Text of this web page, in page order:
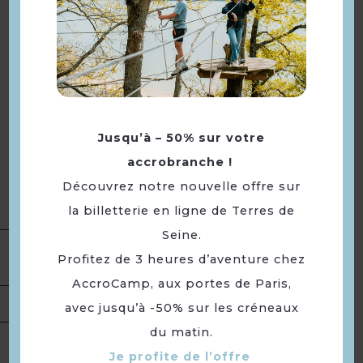
direction des bords de Seine,
passage par les places ducœur,
dans une ambiance très festive
avec DrumTeam, une
batucada* endiablée !
d'un ensemble de percussions
au bord de l'eau | Bords de
Seine
Présentation
Portée :Départementale
Gratuit.
Lundi 13 juillet 2026 de 19h à 0h.
Jusqu’à – 50% sur votre
accrobranche !
Découvrez notre nouvelle offre sur
la billetterie en ligne de Terres de
Seine.
Profitez de 3 heures d’aventure chez
AccroCamp, aux portes de Paris,
avec jusqu’à -50% sur les créneaux
du matin.
Je profite de l’offre